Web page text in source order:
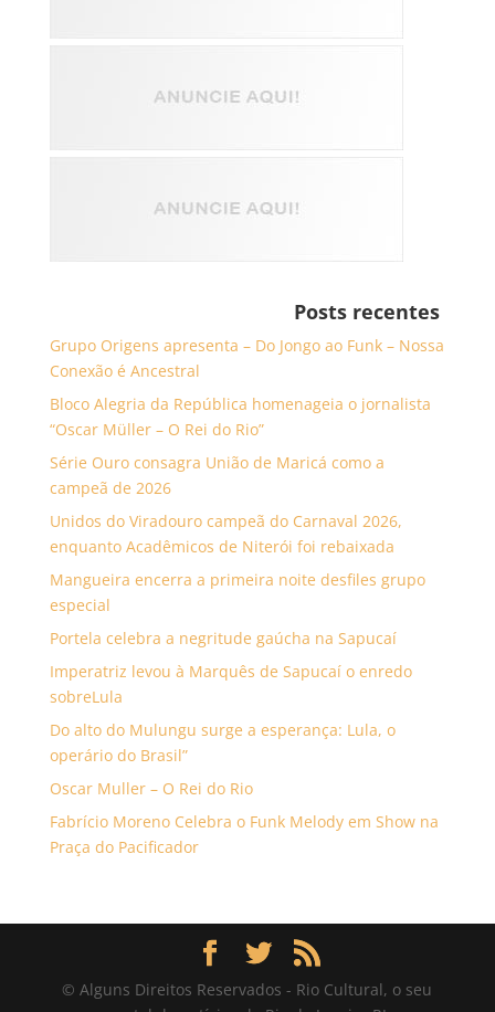
Posts recentes
Grupo Origens apresenta – Do Jongo ao Funk – Nossa
Conexão é Ancestral
Bloco Alegria da República homenageia o jornalista
“Oscar Müller – O Rei do Rio”
Série Ouro consagra União de Maricá como a
campeã de 2026
Unidos do Viradouro campeã do Carnaval 2026,
enquanto Acadêmicos de Niterói foi rebaixada
Mangueira encerra a primeira noite desfiles grupo
especial
Portela celebra a negritude gaúcha na Sapucaí
Imperatriz levou à Marquês de Sapucaí o enredo
sobreLula
Do alto do Mulungu surge a esperança: Lula, o
operário do Brasil”
Oscar Muller – O Rei do Rio
Fabrício Moreno Celebra o Funk Melody em Show na
Praça do Pacificador
© Alguns Direitos Reservados - Rio Cultural, o seu